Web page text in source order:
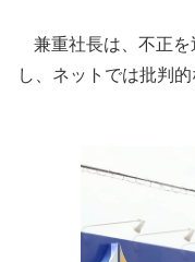
兼重社長は、不正を
し、ネットでは批判